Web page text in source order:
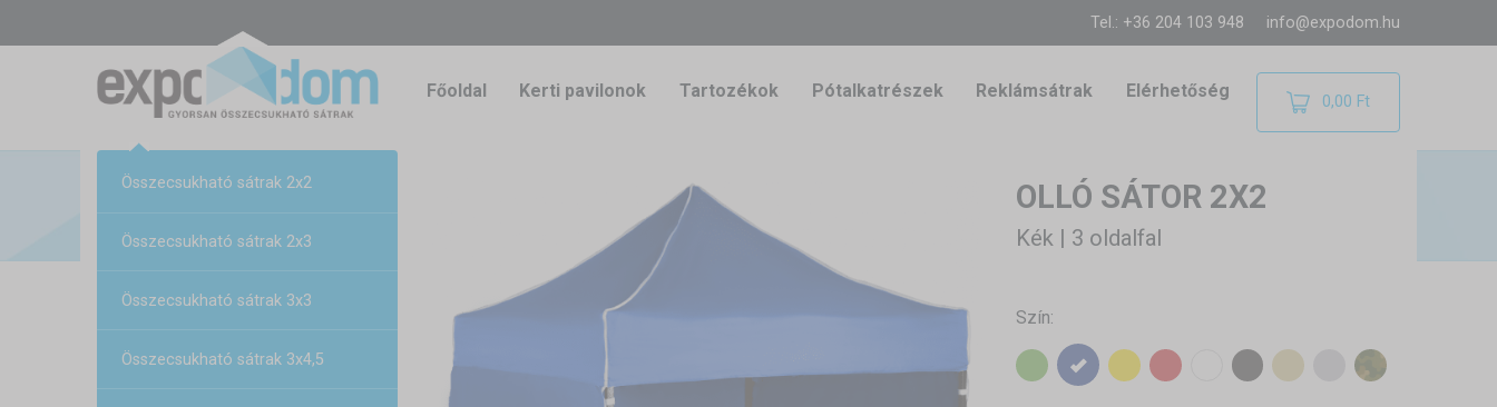
Tel.: +36 204 103 948 info@expodom.hu
Főoldal Kerti pavilonok Tartozékok Pótalkatrészek Reklámsátrak Elérhetőség 0,00 Ft
Összecsukható sátrak 2x2
Összecsukható sátrak 2x3
Összecsukható sátrak 3x3
Összecsukható sátrak 3x4,5
OLLÓ SÁTOR 2X2
Kék | 3 oldalfal
Szín: